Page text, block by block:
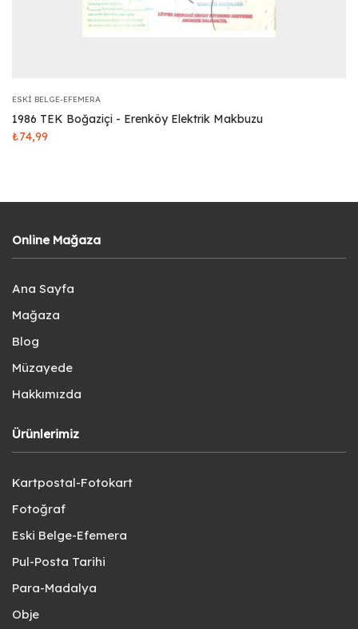
ESKI BELGE-EFEMERA
1986 TEK Boğaziçi - Erenköy Elektrik Makbuzu
₺74,99
Online Mağaza
Ana Sayfa
Mağaza
Blog
Müzayede
Hakkımızda
Ürünlerimiz
Kartpostal-Fotokart
Fotoğraf
Eski Belge-Efemera
Pul-Posta Tarihi
Para-Madalya
Obje